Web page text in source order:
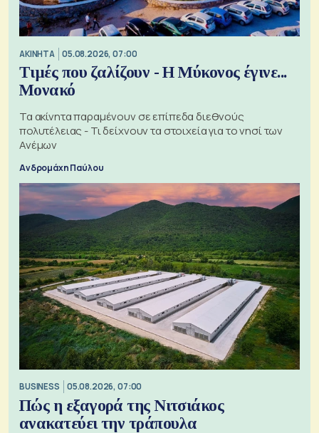
ΑΚΙΝΗΤΑ 05.08.2026, 07:00
Τιμές που ζαλίζουν - Η Μύκονος έγινε...
Μονακό
Τα ακίνητα παραμένουν σε επίπεδα διεθνούς
πολυτέλειας - Τι δείχνουν τα στοιχεία για το νησί των
Ανέμων
Ανδρομάχη Παύλου
BUSINESS 05.08.2026, 07:00
Πώς η εξαγορά της Νιτσιάκος
ανακατεύει την τράπουλα